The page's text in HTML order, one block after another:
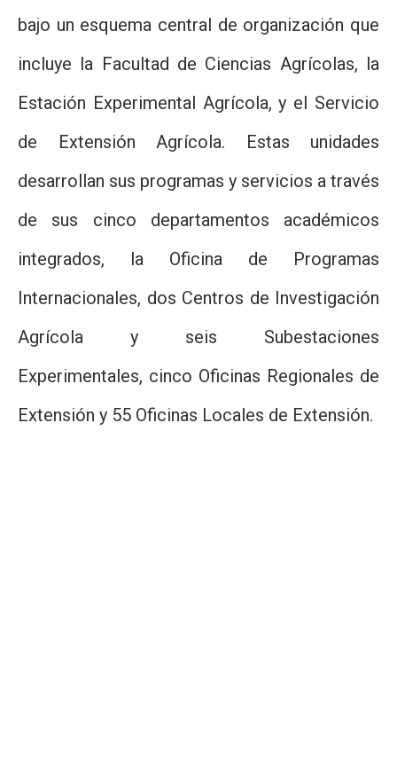
bajo un esquema central de organización que
incluye la Facultad de Ciencias Agrícolas, la
Estación Experimental Agrícola, y el Servicio
de Extensión Agrícola. Estas unidades
desarrollan sus programas y servicios a través
de sus cinco departamentos académicos
integrados, la Oficina de Programas
Internacionales, dos Centros de Investigación
Agrícola y seis Subestaciones
Experimentales, cinco Oficinas Regionales de
Extensión y 55 Oficinas Locales de Extensión.